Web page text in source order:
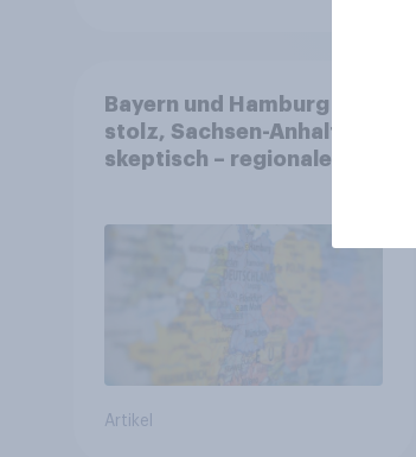
Bayern und Hamburg
stolz, Sachsen-Anhalt
skeptisch – regionale
Europa im Osten am
Artikel